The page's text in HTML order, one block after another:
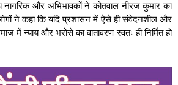
नागरिक और अभिभावकों ने कोतवाल नीरज कुमार का
ने कहा कि यदि प्रशासन में ऐसे ही संवेदनशील और
में न्याय और भरोसे का वातावरण स्वतः ही निर्मित हो